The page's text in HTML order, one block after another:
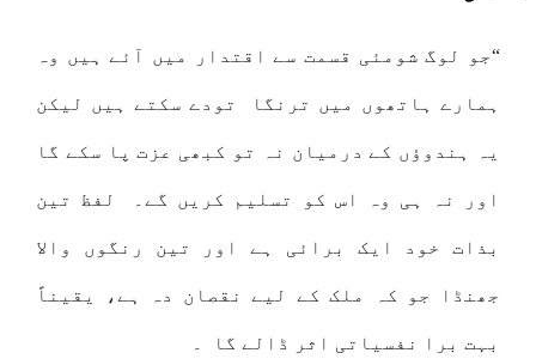
“جو لوگ شومئی قسمت سے اقتدار میں آئے ہیں وہ
ہمارے ہاتھوں میں ترنگا تودے سکتے ہیں لیکن
یہ ہندوؤں کے درمیان نہ تو کبھی عزت پا سکے گا
اور نہ ہی وہ اس کو تسلیم کریں گے۔ لفظ تین
بذات خود ایک برائی ہے اور تین رنگوں والا
جھنڈا جو کہ ملک کے لیے نقصان دہ ہے، یقیناً
بہت برا نفسیاتی اثر ڈالے گا ۔